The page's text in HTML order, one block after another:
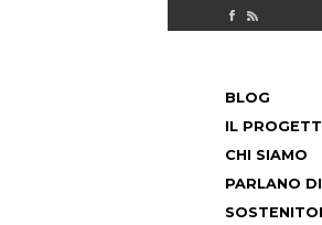
Check out
MENU
PASSA
CONTENUTO
BLOG
IL
CHI SIAMO
PARLANO